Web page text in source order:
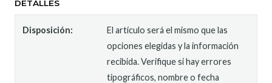
DETALLES
Disposición:
El artículo será el mismo que las
opciones elegidas y la información
recibida. Verifique si hay errores
tipográficos, nombre o fecha